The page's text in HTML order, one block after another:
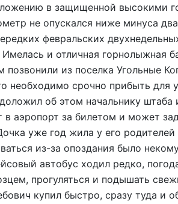
в защищенной высокими
не опускался ниже минуса
февральских
и отличная горнолыжная
из поселка Угольные
необходимо срочно прибыть для
об этом начальнику штаба
в аэропорт за билетом и может
уже год жила у его родителей
из-за опоздания было
автобус ходил редко,
прогуляться и подышать
купил быстро, сразу туда и